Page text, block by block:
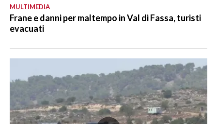
MULTIMEDIA
Frane e danni per maltempo in Val di Fassa, turisti
evacuati